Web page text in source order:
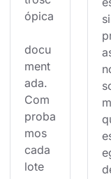
ópica
docu
ment
ada.
Com
proba
mos
cada
lote